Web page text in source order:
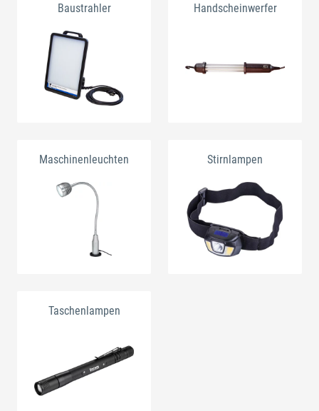
Baustrahler Handscheinwerfer
Maschinenleuchten Stirnlampen
Taschenlampen